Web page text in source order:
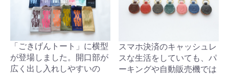
「ごきげんトート」に横型
が登場しました。開口部が
広く出し入れしやすいの
スマホ決済のキャッシュレ
スな生活をしていても、パ
ーキングや自動販売機では